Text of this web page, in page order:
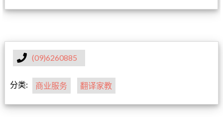
(09)6260885
分类: 商业服务 翻译家教